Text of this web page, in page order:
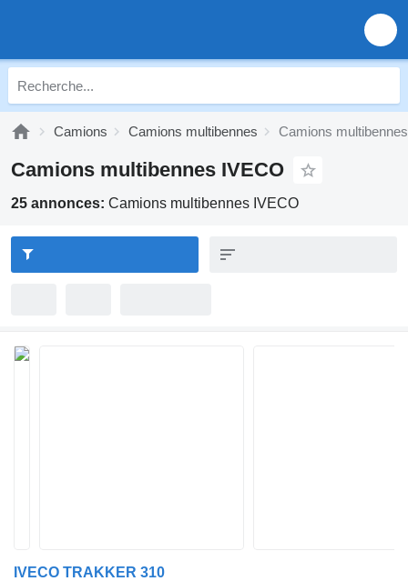
Camions Camions multibennes Camions
Camions multibennes IVECO
25 annonces: Camions multibennes IVECO
IVECO TRAKKER 310